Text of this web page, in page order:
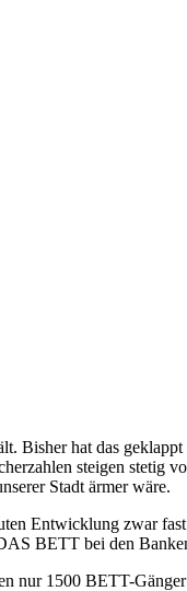
hat das
steigen stetig
Stadt ärmer wäre.
Entwicklung zwar
BETT bei den
nur 1500 BETT-